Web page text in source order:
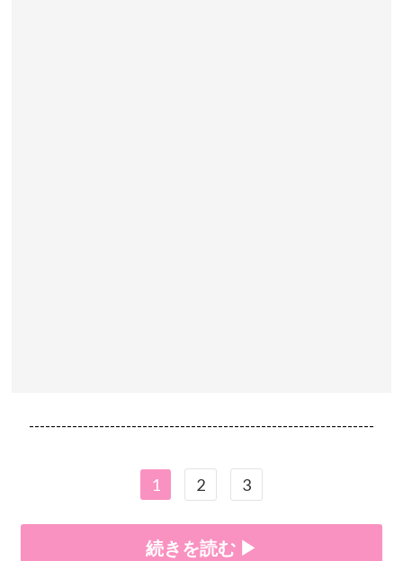
----------------------------------------------------------------
1 2 3
続きを読む ▶